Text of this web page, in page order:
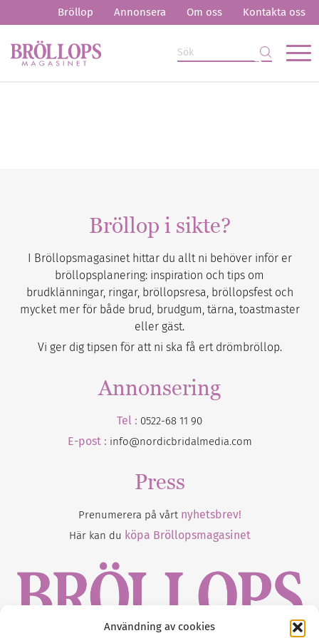
Användning av cookies
Bröllop Annonsera Om oss Kontakta oss
Bröllop i sikte?
I Bröllopsmagasinet hittar du allt ni behöver inför er
bröllopsplanering: inspiration och tips om
brudklänningar, ringar, bröllopsresa, bröllopsfest och
mycket mer för både brud, brudgum, tärna, toastmaster
eller gäst.
Vi ger dig tipsen för att ni ska få ert drömbröllop.
Annonsering
Tel : 0522-68 11 90
E-post : info@nordicbridalmedia.com
Press
Prenumerera på vårt nyhetsbrev!
Här kan du köpa Bröllopsmagasinet